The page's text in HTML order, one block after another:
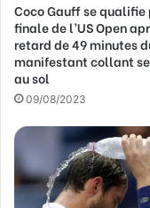
e
E
m
a
i
l
Coco Gauff se qualifie
finale de l’US Open
retard de 49 minutes
manifestant collant
au sol
09/08/2023